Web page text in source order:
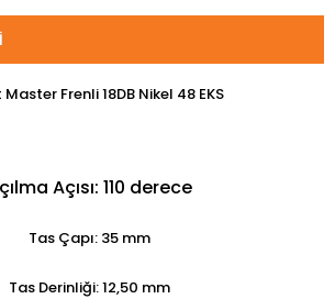
Frenli 18DB Nikel 48 EKS
Açısı: 110 derece
Tas Çapı: 35 mm
Tas Derinliği: 12,50 mm